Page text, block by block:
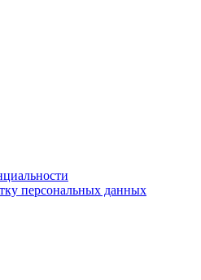
персональных данных